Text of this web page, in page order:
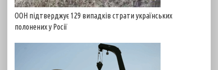
ООН підтверджує 129 випадків страти українських
полонених у Росії